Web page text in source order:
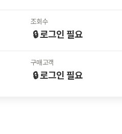
조회수
🔒 로그인 필요
구매고객
🔒 로그인 필요